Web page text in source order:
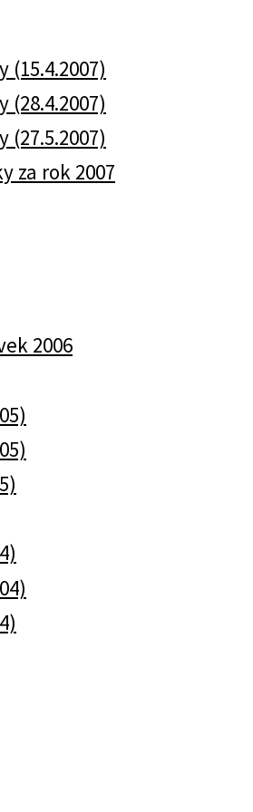
(15.4.2007)
(28.4.2007)
(27.5.2007)
za rok 2007
2006